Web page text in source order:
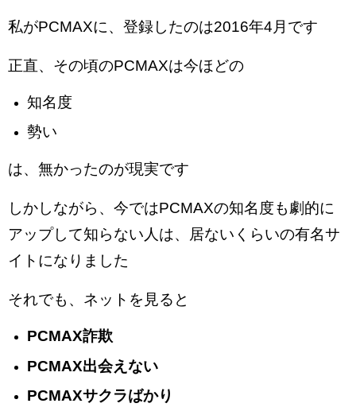
私がPCMAXに、登録したのは2016年4月です
正直、その頃のPCMAXは今ほどの
知名度
勢い
は、無かったのが現実です
しかしながら、今ではPCMAXの知名度も劇的に
アップして知らない人は、居ないくらいの有名サ
イトになりました
それでも、ネットを見ると
PCMAX詐欺
PCMAX出会えない
PCMAXサクラばかり